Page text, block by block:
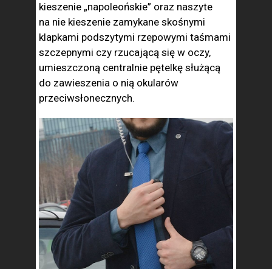
kieszenie „napoleońskie” oraz naszyte
na nie kieszenie zamykane skośnymi
klapkami podszytymi rzepowymi taśmami
szczepnymi czy rzucającą się w oczy,
umieszczoną centralnie pętelkę służącą
do zawieszenia o nią okularów
przeciwsłonecznych.